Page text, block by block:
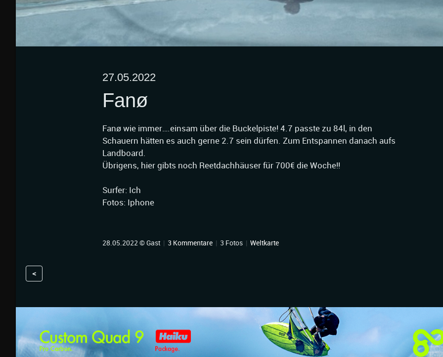
27.05.2022
Fanø
Fanø wie immer….einsam über die Buckelpiste! 4.7 passte zu 84l, in den
Schauern hätten es auch gerne 2.7 sein dürfen. Zum Entspannen danach aufs
Landboard.
Übrigens, hier gibts noch Reetdachhäuser für 700€ die Woche!!
Surfer: Ich
Fotos: Iphone
28.05.2022 © Gast | 3 Kommentare | 3 Fotos | Weltkarte
<